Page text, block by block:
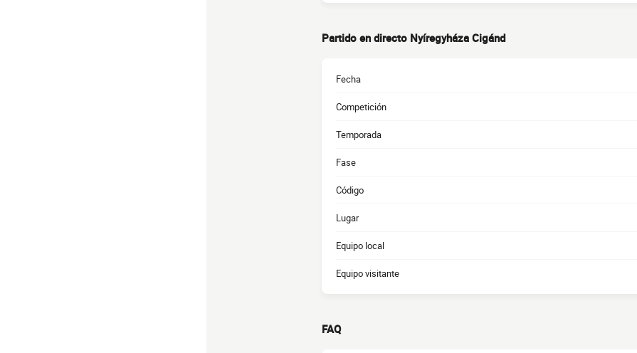
Partido en directo Nyíregyháza Cigánd
Fecha
Competición
Temporada
Fase
Código
Lugar
Equipo local
Equipo visitante
FAQ